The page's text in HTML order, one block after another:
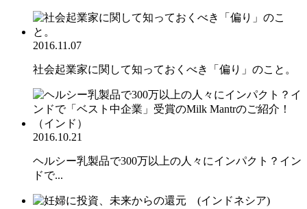
2016.11.07
社会起業家に関して知っておくべき「偏り」のこと。
2016.10.21
ヘルシー乳製品で300万以上の人々にインパクト？イン
ドで...